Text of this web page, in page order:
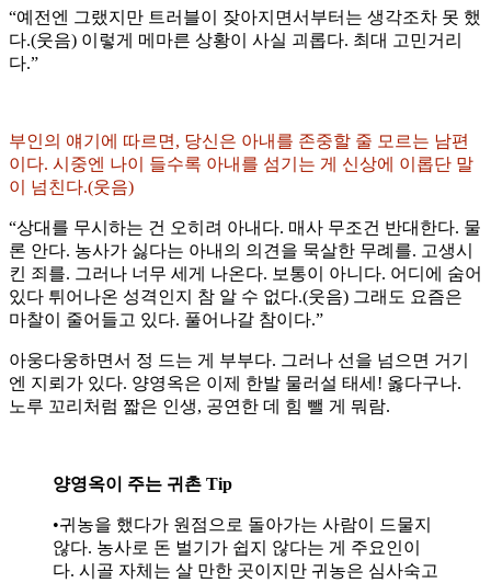
“예전엔 그랬지만 트러블이 잦아지면서부터는 생각조차 못 했
다.(웃음) 이렇게 메마른 상황이 사실 괴롭다. 최대 고민거리
다.”
부인의 얘기에 따르면, 당신은 아내를 존중할 줄 모르는 남편
이다. 시중엔 나이 들수록 아내를 섬기는 게 신상에 이롭단 말
이 넘친다.(웃음)
“상대를 무시하는 건 오히려 아내다. 매사 무조건 반대한다. 물
론 안다. 농사가 싫다는 아내의 의견을 묵살한 무례를. 고생시
킨 죄를. 그러나 너무 세게 나온다. 보통이 아니다. 어디에 숨어
있다 튀어나온 성격인지 참 알 수 없다.(웃음) 그래도 요즘은
마찰이 줄어들고 있다. 풀어나갈 참이다.”
아웅다웅하면서 정 드는 게 부부다. 그러나 선을 넘으면 거기
엔 지뢰가 있다. 양영옥은 이제 한발 물러설 태세! 옳다구나.
노루 꼬리처럼 짧은 인생, 공연한 데 힘 뺄 게 뭐람.
양영옥이 주는 귀촌 Tip
•귀농을 했다가 원점으로 돌아가는 사람이 드물지
않다. 농사로 돈 벌기가 쉽지 않다는 게 주요인이
다. 시골 자체는 살 만한 곳이지만 귀농은 심사숙고